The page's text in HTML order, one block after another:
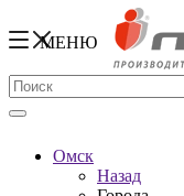
МЕНЮ
Омск
Назад